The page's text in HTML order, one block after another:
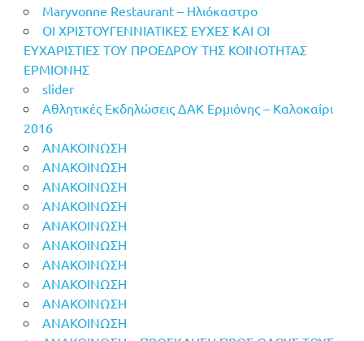
Maryvonne Restaurant – Ηλιόκαστρο
OI ΧΡΙΣΤΟΥΓΕΝΝΙΑΤΙΚΕΣ ΕΥΧΕΣ ΚΑΙ ΟΙ
ΕΥΧΑΡΙΣΤΙΕΣ ΤΟΥ ΠΡΟΕΔΡΟΥ ΤΗΣ ΚΟΙΝΟΤΗΤΑΣ
ΕΡΜΙΟΝΗΣ
slider
Αθλητικές Εκδηλώσεις ΔΑΚ Ερμιόνης – Καλοκαίρι
2016
ΑΝΑΚΟΙΝΩΣΗ
ΑΝΑΚΟΙΝΩΣΗ
ΑΝΑΚΟΙΝΩΣΗ
ΑΝΑΚΟΙΝΩΣΗ
ΑΝΑΚΟΙΝΩΣΗ
ΑΝΑΚΟΙΝΩΣΗ
ΑΝΑΚΟΙΝΩΣΗ
ΑΝΑΚΟΙΝΩΣΗ
ΑΝΑΚΟΙΝΩΣΗ
ΑΝΑΚΟΙΝΩΣΗ